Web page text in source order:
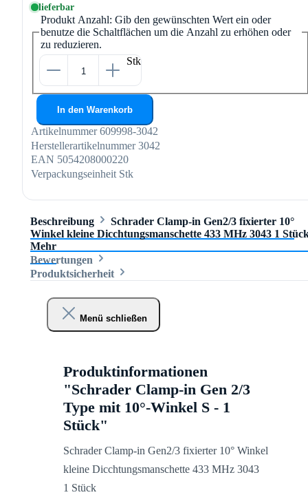
lieferbar
Produkt Anzahl: Gib den gewünschten Wert ein oder
benutze die Schaltflächen um die Anzahl zu erhöhen oder
zu reduzieren.
Stk
In den Warenkorb
Artikelnummer 609998-3042
Herstellerartikelnummer 3042
EAN 5054208000220
Verpackungseinheit Stk
Beschreibung
Schrader Clamp-in Gen2/3 fixierter 10°
Winkel kleine Dicchtungsmanschette 433 MHz 3043 1
Mehr
Bewertungen
Produktsicherheit
Menü schließen
Produktinformationen
"Schrader Clamp-in Gen 2/3
Type mit 10°-Winkel S - 1
Stück"
Schrader Clamp-in Gen2/3 fixierter 10° Winkel
kleine Dicchtungsmanschette 433 MHz 3043
1 Stück